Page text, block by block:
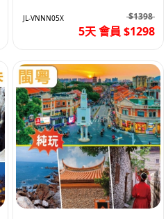
車5天
JL-VNNN05X $1398
5天 會員 $1298